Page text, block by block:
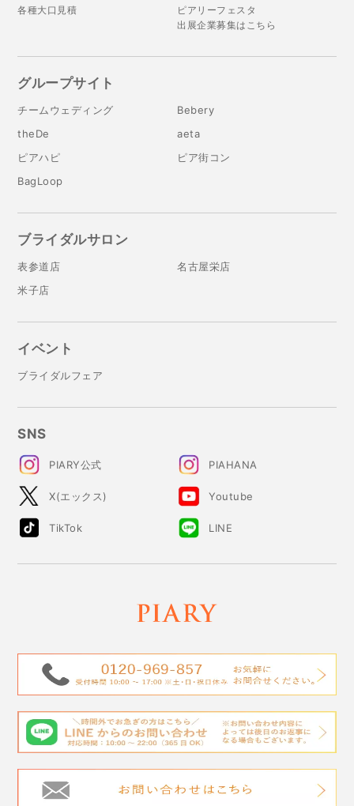
各種大口見積
ピアリーフェスタ
出展企業募集はこちら
グループサイト
チームウェディング
Bebery
theDe
aeta
ピアハピ
ピア街コン
BagLoop
ブライダルサロン
表参道店
名古屋栄店
米子店
イベント
ブライダルフェア
SNS
PIARY公式 PIAHANA
X(エックス) Youtube
TikTok LINE